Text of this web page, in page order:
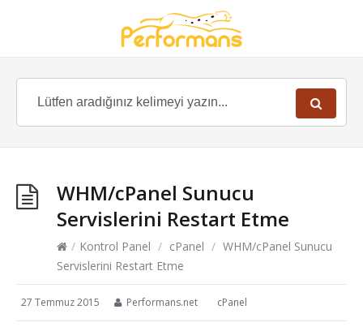
WHM/cPanel Sunucu
Servislerini Restart Etme
/ Kontrol Panel / cPanel / WHM/cPanel Sunucu
Servislerini Restart Etme
27 Temmuz 2015 Performans.net cPanel